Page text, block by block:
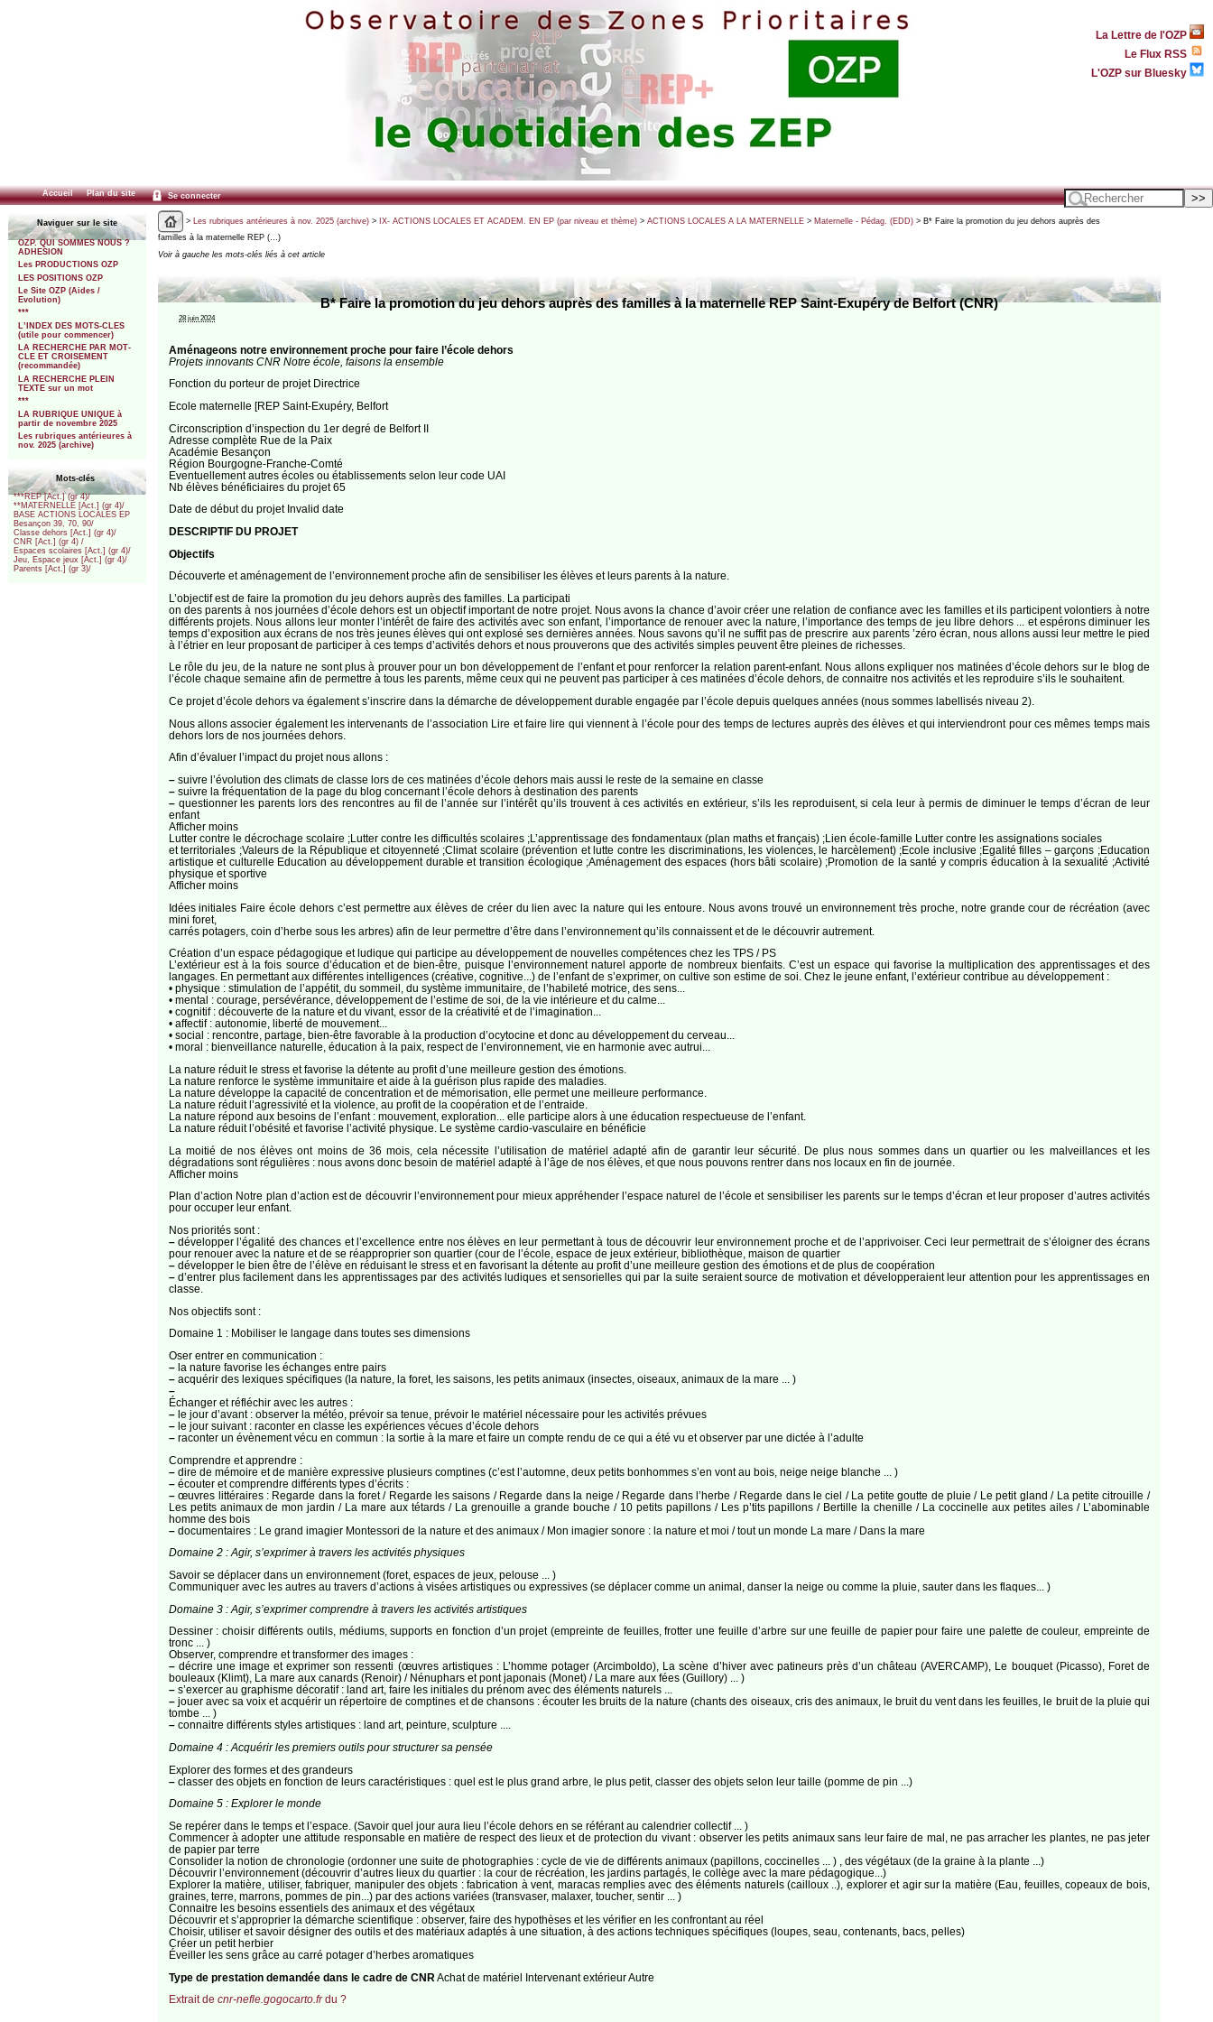
La Lettre de l'OZP
Le Flux RSS
L'OZP sur Bluesky
Accueil Plan du site Se connecter
Naviguer sur le site
OZP. QUI SOMMES NOUS ?
ADHESION
Les PRODUCTIONS OZP
LES POSITIONS OZP
Le Site OZP (Aides /
Evolution)
***
L’INDEX DES MOTS-CLES
(utile pour commencer)
LA RECHERCHE PAR MOT-
CLE ET CROISEMENT
(recommandée)
LA RECHERCHE PLEIN
TEXTE sur un mot
***
LA RUBRIQUE UNIQUE à
partir de novembre 2025
Les rubriques antérieures à
nov. 2025 (archive)
Mots-clés
***REP [Act.] (gr 4)/
**MATERNELLE [Act.] (gr 4)/
BASE ACTIONS LOCALES EP
Besançon 39, 70, 90/
Classe dehors [Act.] (gr 4)/
CNR [Act.] (gr 4) /
Espaces scolaires [Act.] (gr 4)/
Jeu, Espace jeux [Act.] (gr 4)/
Parents [Act.] (gr 3)/
> Les rubriques antérieures à nov. 2025 (archive)> IX- ACTIONS LOCALES ET ACADEM. EN EP (par niveau et thème)> ACTIONS LOCALES A LA MATERNELLE> Maternelle - Pédag. (EDD)> B* Faire la promotion du jeu dehors auprès des
familles à la maternelle REP (…)
Voir à gauche les mots-clés liés à cet article
B* Faire la promotion du jeu dehors auprès des familles à la maternelle REP Saint-Exupéry de Belfort (CNR)
28 juin 2024
Aménageons notre environnement proche pour faire l’école dehors
Projets innovants CNR Notre école, faisons la ensemble
Fonction du porteur de projet Directrice
Ecole maternelle [REP Saint-Exupéry, Belfort
Circonscription d’inspection du 1er degré de Belfort II
Adresse complète Rue de la Paix
Académie Besançon
Région Bourgogne-Franche-Comté
Eventuellement autres écoles ou établissements selon leur code UAI
Nb élèves bénéficiaires du projet 65
Date de début du projet Invalid date
DESCRIPTIF DU PROJET
Objectifs
Découverte et aménagement de l’environnement proche afin de sensibiliser les élèves et leurs parents à la nature.
L’objectif est de faire la promotion du jeu dehors auprès des familles. La participati
on des parents à nos journées d’école dehors est un objectif important de notre projet. Nous avons la chance d’avoir créer une relation de confiance avec les familles et ils participent volontiers à notre
différents projets. Nous allons leur monter l’intérêt de faire des activités avec son enfant, l’importance de renouer avec la nature, l’importance des temps de jeu libre dehors ... et espérons diminuer les
temps d’exposition aux écrans de nos très jeunes élèves qui ont explosé ses dernières années. Nous savons qu’il ne suffit pas de prescrire aux parents ’zéro écran, nous allons aussi leur mettre le pied
à l’étrier en leur proposant de participer à ces temps d’activités dehors et nous prouverons que des activités simples peuvent être pleines de richesses.
Le rôle du jeu, de la nature ne sont plus à prouver pour un bon développement de l’enfant et pour renforcer la relation parent-enfant. Nous allons expliquer nos matinées d’école dehors sur le blog de
l’école chaque semaine afin de permettre à tous les parents, même ceux qui ne peuvent pas participer à ces matinées d’école dehors, de connaitre nos activités et les reproduire s’ils le souhaitent.
Ce projet d’école dehors va également s’inscrire dans la démarche de développement durable engagée par l’école depuis quelques années (nous sommes labellisés niveau 2).
Nous allons associer également les intervenants de l’association Lire et faire lire qui viennent à l’école pour des temps de lectures auprès des élèves et qui interviendront pour ces mêmes temps mais
dehors lors de nos journées dehors.
Afin d’évaluer l’impact du projet nous allons :
–suivre l’évolution des climats de classe lors de ces matinées d’école dehors mais aussi le reste de la semaine en classe
–suivre la fréquentation de la page du blog concernant l’école dehors à destination des parents
–questionner les parents lors des rencontres au fil de l’année sur l’intérêt qu’ils trouvent à ces activités en extérieur, s’ils les reproduisent, si cela leur à permis de diminuer le temps d’écran de leur
enfant
Afficher moins
Lutter contre le décrochage scolaire ;Lutter contre les difficultés scolaires ;L’apprentissage des fondamentaux (plan maths et français) ;Lien école-famille Lutter contre les assignations sociales
et territoriales ;Valeurs de la République et citoyenneté ;Climat scolaire (prévention et lutte contre les discriminations, les violences, le harcèlement) ;Ecole inclusive ;Egalité filles – garçons ;Education
artistique et culturelle Education au développement durable et transition écologique ;Aménagement des espaces (hors bâti scolaire) ;Promotion de la santé y compris éducation à la sexualité ;Activité
physique et sportive
Afficher moins
Idées initiales Faire école dehors c’est permettre aux élèves de créer du lien avec la nature qui les entoure. Nous avons trouvé un environnement très proche, notre grande cour de récréation (avec
mini foret,
carrés potagers, coin d’herbe sous les arbres) afin de leur permettre d’être dans l’environnement qu’ils connaissent et de le découvrir autrement.
Création d’un espace pédagogique et ludique qui participe au développement de nouvelles compétences chez les TPS / PS
L’extérieur est à la fois source d’éducation et de bien-être, puisque l’environnement naturel apporte de nombreux bienfaits. C’est un espace qui favorise la multiplication des apprentissages et des
langages. En permettant aux différentes intelligences (créative, cognitive...) de l’enfant de s’exprimer, on cultive son estime de soi. Chez le jeune enfant, l’extérieur contribue au développement :
• physique : stimulation de l’appétit, du sommeil, du système immunitaire, de l’habileté motrice, des sens...
• mental : courage, persévérance, développement de l’estime de soi, de la vie intérieure et du calme...
• cognitif : découverte de la nature et du vivant, essor de la créativité et de l’imagination...
• affectif : autonomie, liberté de mouvement...
• social : rencontre, partage, bien-être favorable à la production d’ocytocine et donc au développement du cerveau...
• moral : bienveillance naturelle, éducation à la paix, respect de l’environnement, vie en harmonie avec autrui...
La nature réduit le stress et favorise la détente au profit d’une meilleure gestion des émotions.
La nature renforce le système immunitaire et aide à la guérison plus rapide des maladies.
La nature développe la capacité de concentration et de mémorisation, elle permet une meilleure performance.
La nature réduit l’agressivité et la violence, au profit de la coopération et de l’entraide.
La nature répond aux besoins de l’enfant : mouvement, exploration... elle participe alors à une éducation respectueuse de l’enfant.
La nature réduit l’obésité et favorise l’activité physique. Le système cardio-vasculaire en bénéficie
La moitié de nos élèves ont moins de 36 mois, cela nécessite l’utilisation de matériel adapté afin de garantir leur sécurité. De plus nous sommes dans un quartier ou les malveillances et les
dégradations sont régulières : nous avons donc besoin de matériel adapté à l’âge de nos élèves, et que nous pouvons rentrer dans nos locaux en fin de journée.
Afficher moins
Plan d’action Notre plan d’action est de découvrir l’environnement pour mieux appréhender l’espace naturel de l’école et sensibiliser les parents sur le temps d’écran et leur proposer d’autres activités
pour occuper leur enfant.
Nos priorités sont :
–développer l’égalité des chances et l’excellence entre nos élèves en leur permettant à tous de découvrir leur environnement proche et de l’apprivoiser. Ceci leur permettrait de s’éloigner des écrans
pour renouer avec la nature et de se réapproprier son quartier (cour de l’école, espace de jeux extérieur, bibliothèque, maison de quartier
–développer le bien être de l’élève en réduisant le stress et en favorisant la détente au profit d’une meilleure gestion des émotions et de plus de coopération
–d’entrer plus facilement dans les apprentissages par des activités ludiques et sensorielles qui par la suite seraient source de motivation et développeraient leur attention pour les apprentissages en
classe.
Nos objectifs sont :
Domaine 1 : Mobiliser le langage dans toutes ses dimensions
Oser entrer en communication :
–la nature favorise les échanges entre pairs
–acquérir des lexiques spécifiques (la nature, la foret, les saisons, les petits animaux (insectes, oiseaux, animaux de la mare ... )
–
Échanger et réfléchir avec les autres :
–le jour d’avant : observer la météo, prévoir sa tenue, prévoir le matériel nécessaire pour les activités prévues
–le jour suivant : raconter en classe les expériences vécues d’école dehors
–raconter un évènement vécu en commun : la sortie à la mare et faire un compte rendu de ce qui a été vu et observer par une dictée à l’adulte
Comprendre et apprendre :
–dire de mémoire et de manière expressive plusieurs comptines (c’est l’automne, deux petits bonhommes s’en vont au bois, neige neige blanche ... )
–écouter et comprendre différents types d’écrits :
–œuvres littéraires : Regarde dans la foret / Regarde les saisons / Regarde dans la neige / Regarde dans l’herbe / Regarde dans le ciel / La petite goutte de pluie / Le petit gland / La petite citrouille /
Les petits animaux de mon jardin / La mare aux tétards / La grenouille a grande bouche / 10 petits papillons / Les p’tits papillons / Bertille la chenille / La coccinelle aux petites ailes / L’abominable
homme des bois
–documentaires : Le grand imagier Montessori de la nature et des animaux / Mon imagier sonore : la nature et moi / tout un monde La mare / Dans la mare
Domaine 2 : Agir, s’exprimer à travers les activités physiques
Savoir se déplacer dans un environnement (foret, espaces de jeux, pelouse ... )
Communiquer avec les autres au travers d’actions à visées artistiques ou expressives (se déplacer comme un animal, danser la neige ou comme la pluie, sauter dans les flaques... )
Domaine 3 : Agir, s’exprimer comprendre à travers les activités artistiques
Dessiner : choisir différents outils, médiums, supports en fonction d’un projet (empreinte de feuilles, frotter une feuille d’arbre sur une feuille de papier pour faire une palette de couleur, empreinte de
tronc ... )
Observer, comprendre et transformer des images :
–décrire une image et exprimer son ressenti (œuvres artistiques : L’homme potager (Arcimboldo), La scène d’hiver avec patineurs près d’un château (AVERCAMP), Le bouquet (Picasso), Foret de
bouleaux (Klimt), La mare aux canards (Renoir) / Nénuphars et pont japonais (Monet) / La mare aux fées (Guillory) ... )
–s’exercer au graphisme décoratif : land art, faire les initiales du prénom avec des éléments naturels ...
–jouer avec sa voix et acquérir un répertoire de comptines et de chansons : écouter les bruits de la nature (chants des oiseaux, cris des animaux, le bruit du vent dans les feuilles, le bruit de la pluie qui
tombe ... )
–connaitre différents styles artistiques : land art, peinture, sculpture ....
Domaine 4 : Acquérir les premiers outils pour structurer sa pensée
Explorer des formes et des grandeurs
–classer des objets en fonction de leurs caractéristiques : quel est le plus grand arbre, le plus petit, classer des objets selon leur taille (pomme de pin ...)
Domaine 5 : Explorer le monde
Se repérer dans le temps et l’espace. (Savoir quel jour aura lieu l’école dehors en se référant au calendrier collectif ... )
Commencer à adopter une attitude responsable en matière de respect des lieux et de protection du vivant : observer les petits animaux sans leur faire de mal, ne pas arracher les plantes, ne pas jeter
de papier par terre
Consolider la notion de chronologie (ordonner une suite de photographies : cycle de vie de différents animaux (papillons, coccinelles ... ) , des végétaux (de la graine à la plante ...)
Découvrir l’environnement (découvrir d’autres lieux du quartier : la cour de récréation, les jardins partagés, le collège avec la mare pédagogique...)
Explorer la matière, utiliser, fabriquer, manipuler des objets : fabrication à vent, maracas remplies avec des éléments naturels (cailloux ..), explorer et agir sur la matière (Eau, feuilles, copeaux de bois,
graines, terre, marrons, pommes de pin...) par des actions variées (transvaser, malaxer, toucher, sentir ... )
Connaitre les besoins essentiels des animaux et des végétaux
Découvrir et s’approprier la démarche scientifique : observer, faire des hypothèses et les vérifier en les confrontant au réel
Choisir, utiliser et savoir désigner des outils et des matériaux adaptés à une situation, à des actions techniques spécifiques (loupes, seau, contenants, bacs, pelles)
Créer un petit herbier
Éveiller les sens grâce au carré potager d’herbes aromatiques
Type de prestation demandée dans le cadre de CNR Achat de matériel Intervenant extérieur Autre
Extrait de cnr-nefle.gogocarto.frdu ?